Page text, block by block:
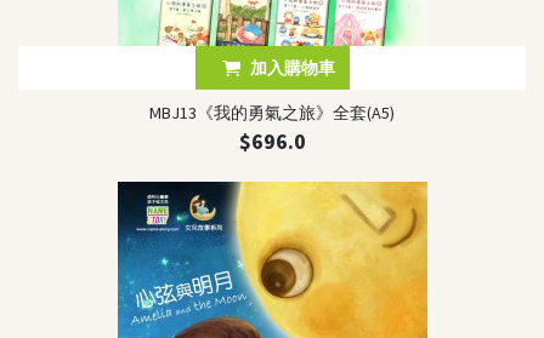
英文書籍
The Power Of Name
“Brave Out, Thumbelina!”
Fun and Friends
其他書籍及精品
其他叢書
QEF 我的香港故事系列
不一樣的傑青
加入購物車
MBJ13《我的勇氣之旅》全套(A5)
$696.0